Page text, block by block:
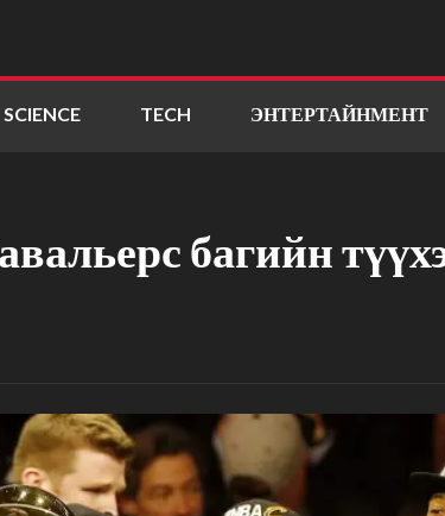
SCIENCE TECH ЭНТЕРТАЙНМЕНТ
багийн